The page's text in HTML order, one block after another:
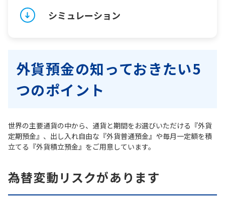
シミュレーション
外貨預金の知っておきたい5
つのポイント
世界の主要通貨の中から、通貨と期間をお選びいただける『外貨
定期預金』、出し入れ自由な『外貨普通預金』や毎月一定額を積
立てる『外貨積立預金』をご用意しています。
為替変動リスクがあります